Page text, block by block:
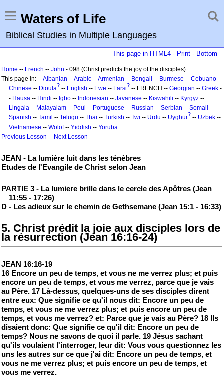
Waters of Life
Biblical Studies in Multiple Languages
This page in HTML4 - Print - Bottom
Home -- French -- John - 098 (Christ predicts the joy of the disciples)
This page in: --Albanian --Arabic --Armenian -- Bengali -- Burmese -- Cebuano --
Chinese -- Dioula? -- English -- Ewe -- Farsi? -- FRENCH -- Georgian -- Greek -
- Hausa -- Hindi -- Igbo -- Indonesian -- Javanese -- Kiswahili -- Kyrgyz --
Lingala -- Malayalam -- Peul -- Portuguese -- Russian -- Serbian -- Somali --
Spanish -- Tamil -- Telugu -- Thai -- Turkish -- Twi -- Urdu -- Uyghur? -- Uzbek --
Vietnamese -- Wolof-- Yiddish -- Yoruba
Previous Lesson -- Next Lesson
JEAN - La lumière luit dans les ténèbres
Etudes de l'Evangile de Christ selon Jean
PARTIE 3 - La lumiere brille dans le cercle des Apôtres (Jean
11:55 - 17:26)
D - Les adieux sur le chemin de Gethsemane (Jean 15:1 - 16:33)
5. Christ prédit la joie aux disciples lors de
la résurrection (Jean 16:16-24)
JEAN 16:16-19
16 Encore un peu de temps, et vous ne me verrez plus; et puis
encore un peu de temps, et vous me verrez, parce que je vais
au Père. 17 Là-dessus, quelques-uns de ses disciples dirent
entre eux: Que signifie ce qu'il nous dit: Encore un peu de
temps, et vous ne me verrez plus; et puis encore un peu de
temps, et vous me verrez? et: Parce que je vais au Père? 18 Ils
disaient donc: Que signifie ce qu'il dit: Encore un peu de
temps? Nous ne savons de quoi il parle. 19 Jésus sachant
qu'ils voulaient l'interroger, leur dit: Vous vous questionnez les
uns les autres sur ce que j'ai dit: Encore un peu de temps, et
vous ne me verrez plus; et puis encore un peu de temps, et
vous me verrez.